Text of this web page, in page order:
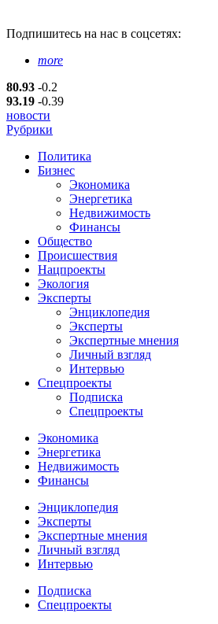
Подпишитесь на нас в соцсетях:
more
80.93 -0.2
93.19 -0.39
новости
Рубрики
Политика
Бизнес
Экономика
Энергетика
Недвижимость
Финансы
Общество
Происшествия
Нацпроекты
Экология
Эксперты
Энциклопедия
Эксперты
Экспертные мнения
Личный взгляд
Интервью
Спецпроекты
Подписка
Спецпроекты
Экономика
Энергетика
Недвижимость
Финансы
Энциклопедия
Эксперты
Экспертные мнения
Личный взгляд
Интервью
Подписка
Спецпроекты